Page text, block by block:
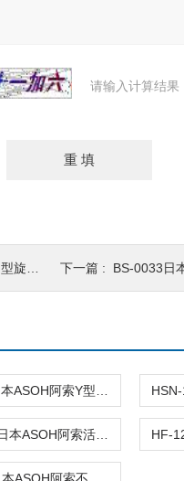
请输入计算结果
转阀 下一篇 : BS-0033日